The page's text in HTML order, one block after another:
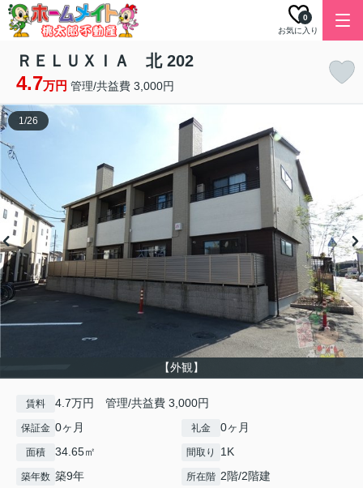
お気に入り
0
ＲＥＬＵＸＩＡ 北 202
4.7万円 管理/共益費 3,000円
【外観】
1/26
賃料 4.7万円 管理/共益費 3,000円
保証金 0ヶ月 礼金 0ヶ月
面積 34.65㎡ 間取り 1K
築年数 築9年 所在階 2階/2階建